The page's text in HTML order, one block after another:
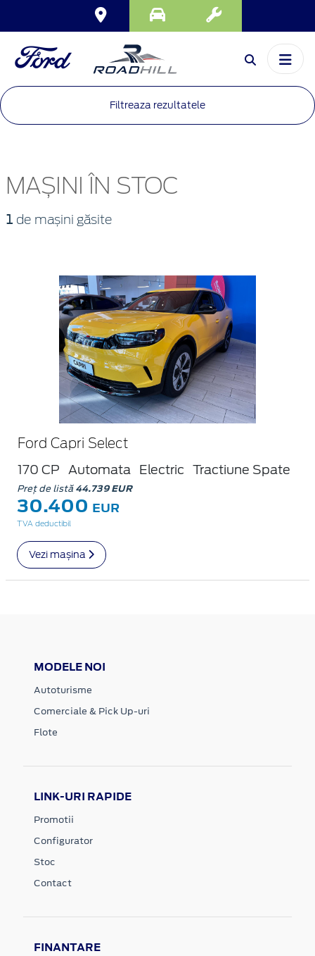
Filtreaza rezultatele
MAȘINI ÎN STOC
1 de mașini găsite
Ford Capri Select
170 CP Automata Electric Tractiune Spate
Preț de listă44.739 EUR
30.400 EUR
TVA deductibil
Vezi mașina
MODELE NOI
Autoturisme
Comerciale & Pick Up-uri
Flote
LINK-URI RAPIDE
Promotii
Configurator
Stoc
Contact
FINANTARE